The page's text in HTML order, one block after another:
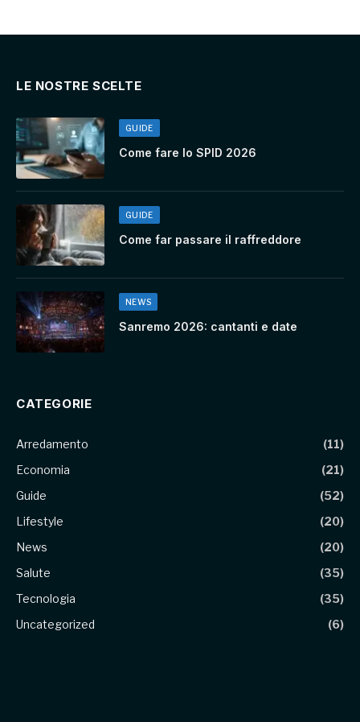
LE NOSTRE SCELTE
GUIDE
Come fare lo SPID 2026
GUIDE
Come far passare il raffreddore
NEWS
Sanremo 2026: cantanti e date
CATEGORIE
Arredamento
(11)
Economia
(21)
Guide
(52)
Lifestyle
(20)
News
(20)
Salute
(35)
Tecnologia
(35)
Uncategorized
(6)